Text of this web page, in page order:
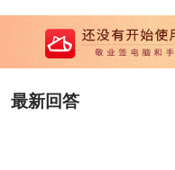
最新回答